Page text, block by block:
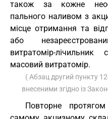
також за кожне
пального наливом з
місце отримання та
або
витратомір-
масовий витратомір.
( Абзац другий пункту
внесеними згідно із
Повторне